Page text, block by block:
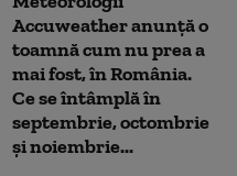
Accuweather anunță o
toamnă cum nu prea a
mai fost, în România.
Ce se întâmplă în
septembrie, octombrie
și noiembrie...